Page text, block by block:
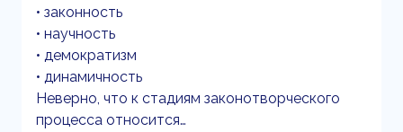
• законность
• научность
• демократизм
• динамичность
Неверно, что к стадиям законотворческого
процесса относится…